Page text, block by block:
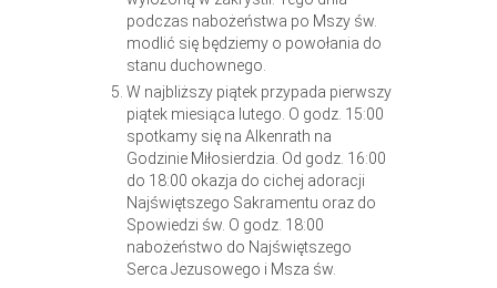
podczas nabożeństwa po Mszy św.
modlić się będziemy o powołania do
stanu duchownego.
W najbliższy piątek przypada pierwszy
piątek miesiąca lutego. O godz. 15:00
spotkamy się na Alkenrath na
Godzinie Miłosierdzia. Od godz. 16:00
do 18:00 okazja do cichej adoracji
Najświętszego Sakramentu oraz do
Spowiedzi św. O godz. 18:00
nabożeństwo do Najświętszego
Serca Jezusowego i Msza św.